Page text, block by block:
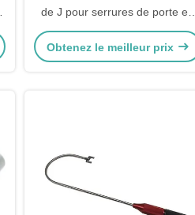
de J pour serrures de porte en
verre Outils professionnels
d'ouverture rapide
Obtenez le meilleur prix